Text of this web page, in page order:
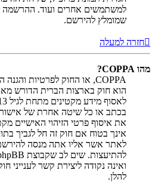
למשתמשים אחרים ועוד. ההרשמה
שמומלץ להירשם.
חזרה למעלה
מהו COPPA?
הוא חוק בארצות הברית הדורש
בכתב או כל שיטה אחרת של
אינך בטוח אם חוק זה חל לגביך
לאתר אשר אליו אתה מנסה
ואינה נקודה ליצירת קשר לענייני
להלן.